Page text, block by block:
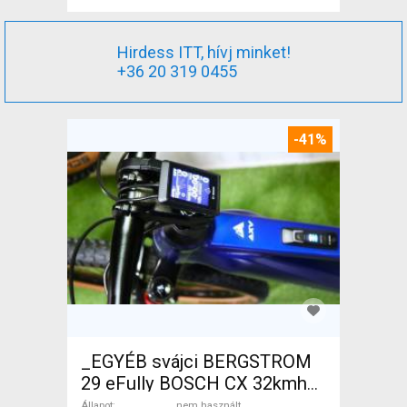
Hirdess ITT, hívj minket!
+36 20 319 0455
-41%
_EGYÉB svájci BERGSTROM
29 eFully BOSCH CX 32kmh